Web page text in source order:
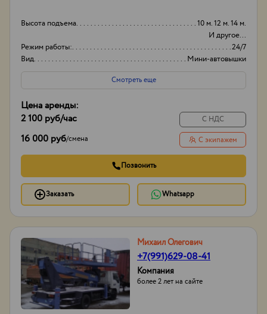
Высота подъема
10 м. 12 м. 14 м.
И другое...
Режим работы:
24/7
Вид
Мини-автовышки
Высота вышки
16м
Смотреть еще
Цена аренды:
2 100 руб/час
16 000 руб/смена
С НДС
С экипажем
Позвонить
Заказать Whatsapp
Михаил Олегович
+7(991)629-08-41
Компания
более 2 лет на сайте